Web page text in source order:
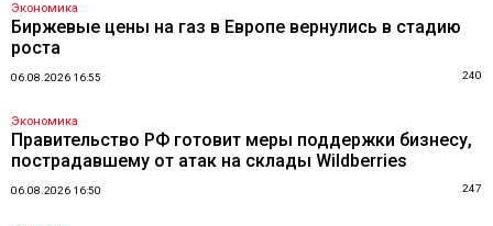
Экономика
Биржевые цены на газ в Европе вернулись в стадию
роста
06.08.2026 16:55 240
Экономика
Правительство РФ готовит меры поддержки бизнесу,
пострадавшему от атак на склады Wildberries
06.08.2026 16:50 247